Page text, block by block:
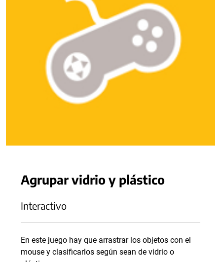
Agrupar vidrio y plástico
Interactivo
En este juego hay que arrastrar los objetos con el
mouse y clasificarlos según sean de vidrio o